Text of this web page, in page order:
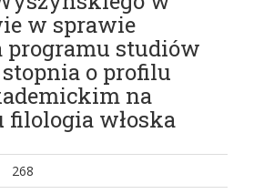
w sprawie
programu studiów
o profilu
na
włoska
268